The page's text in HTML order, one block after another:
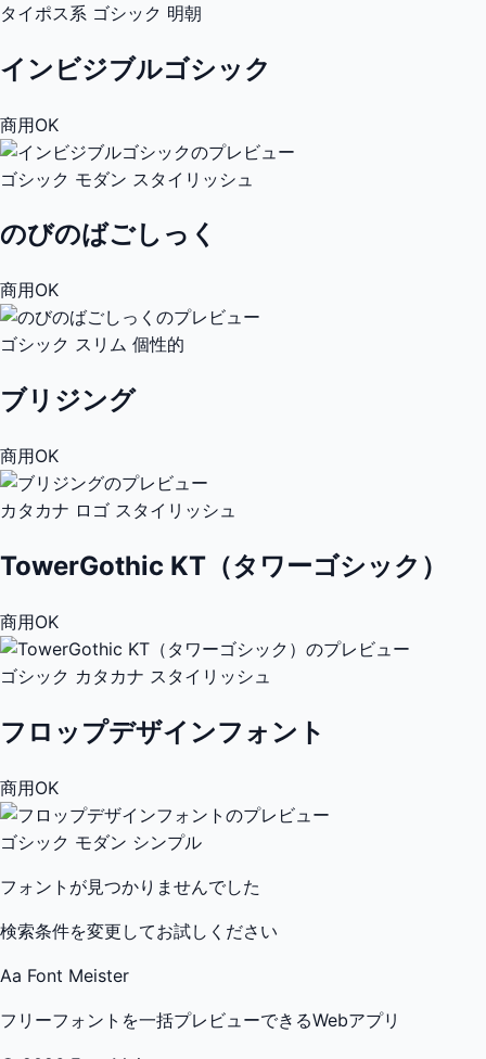
タイポス系 ゴシック 明朝
インビジブルゴシック
商用OK
ゴシック モダン スタイリッシュ
のびのばごしっく
商用OK
ゴシック スリム 個性的
ブリジング
商用OK
カタカナ ロゴ スタイリッシュ
TowerGothic KT（タワーゴシック）
商用OK
ゴシック カタカナ スタイリッシュ
フロップデザインフォント
商用OK
ゴシック モダン シンプル
フォントが見つかりませんでした
検索条件を変更してお試しください
Aa Font Meister
フリーフォントを一括プレビューできるWebアプリ